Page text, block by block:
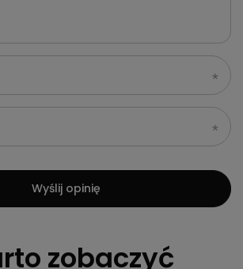
Wyślij opinię
zobaczyć